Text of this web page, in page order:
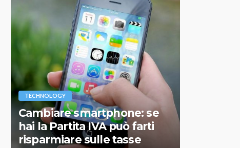
TECHNOLOGY
Cambiare smartphone: se
hai la Partita IVA può farti
risparmiare sulle tasse